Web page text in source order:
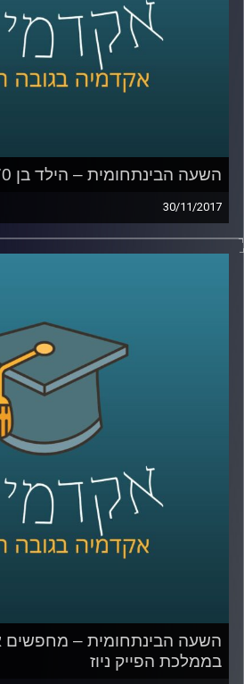
השעה הבינתחומית – הילד בן 70
30/11/2017
בין המהפכות שמטלטלות את
המהפכה הדמוגרפית. ד"ר
את האתגרים האדירים
המסחררת בתוחלת החיים,
שחותך סלט יכול להביע
נולד הילד שיגיע לגיל 150
קרדיט תמונות: AudioVersity
השעה הבינתחומית –
בממלכת הפייק ניוז